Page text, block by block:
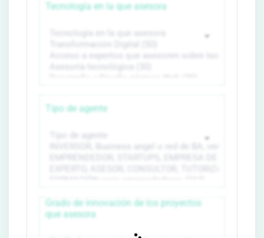
Tecnología en la que asesora
Tipo de agente
Grado de innovación de los proyectos
que asesora